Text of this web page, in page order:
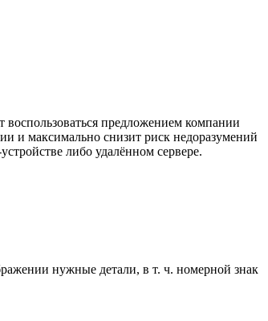
предложением компании
и максимально снизит риск недоразумений
либо удалённом сервере.
нужные детали, в т. ч. номерной знак